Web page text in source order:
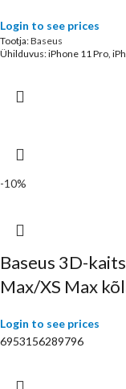
Login to see prices
Tootja:Baseus
Ühilduvus: iPhone 11 Pro,
-10%
Baseus 3D-
Max/XS Max
Login to see prices
6953156289796